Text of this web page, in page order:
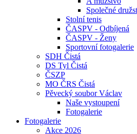
Společné
Stolní tenis
ČASPV - Odbíjená
ČASPV - Ženy
Sportovní fotogalerie
SDH Čistá
DS Tyl Čistá
ČSZP
MO ČRS Čistá
Pěvecký soubor Václav
Naše vystoupení
Fotogalerie
Fotogalerie
Akce 2026